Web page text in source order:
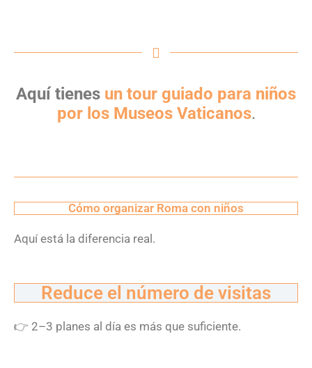
Aquí tienes un tour guiado para niños
por los Museos Vaticanos.
Cómo organizar Roma con niños
Aquí está la diferencia real.
Reduce el número de visitas
👉 2–3 planes al día es más que suficiente.